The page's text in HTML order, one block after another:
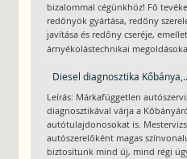
bizalommal cégünkhöz! Fő
redőnyök gyártása, redőny
javítása és redőny cseréje,
árnyékolástechnikai
Diesel diagnosztika
Leírás: Márkafüggetlen
diagnosztikával várja a
autótulajdonosokat is.
autószerelőként magas
biztosítunk mind új, mind régi